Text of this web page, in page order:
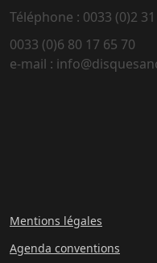
Téléphone : 0033 (0)2
0033 (0)6 80 17 65 70
e-mail :
Mentions légales
Agenda conventions